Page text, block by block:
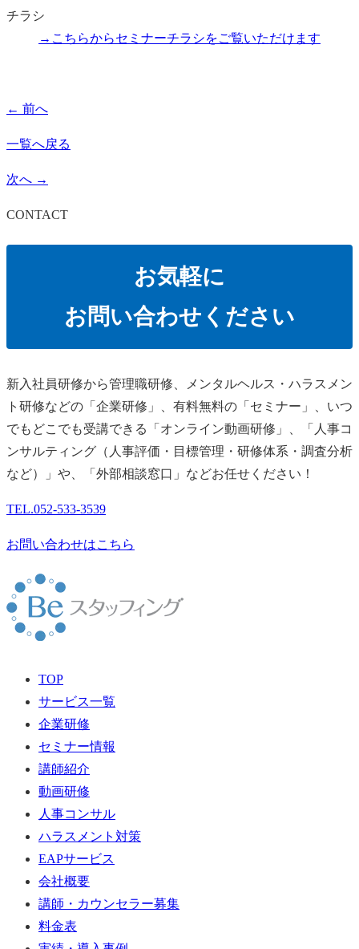
チラシ
→こちらからセミナーチラシをご覧いただけます
← 前へ
一覧へ戻る
次へ →
CONTACT
お気軽に
お問い合わせください
新⼊社員研修から管理職研修、メンタルヘルス・ハラスメン
ト研修などの「企業研修」、有料無料の「セミナー」、いつ
でもどこでも受講できる「オンライン動画研修」、「人事コ
ンサルティング（人事評価・目標管理・研修体系・調査分析
など）」や、「外部相談窓口」などお任せください！
TEL.052-533-3539
お問い合わせはこちら
TOP
サービス一覧
企業研修
セミナー情報
講師紹介
動画研修
人事コンサル
ハラスメント対策
EAPサービス
会社概要
講師・カウンセラー募集
料金表